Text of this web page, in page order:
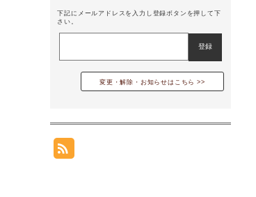
下記にメールアドレスを入力し登録ボタンを押して下
さい。
変更・解除・お知らせはこちら